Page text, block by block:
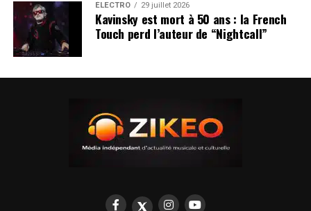
ÉLECTRO 29 juillet 2026
Kavinsky est mort à 50 ans : la French
Touch perd l’auteur de “Nightcall”